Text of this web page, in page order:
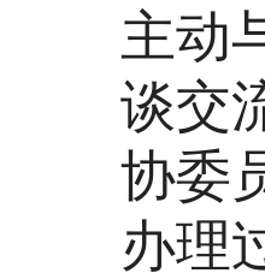
主动
谈交
协委
办理